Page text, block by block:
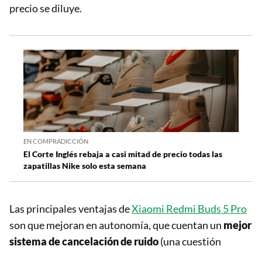
precio se diluye.
EN COMPRADICCIÓN
El Corte Inglés rebaja a casi mitad de precio todas las
zapatillas Nike solo esta semana
Las principales ventajas deXiaomi Redmi Buds 5 Pro
son que mejoran en autonomía, que cuentan un mejor
sistema de cancelación de ruido(una cuestión